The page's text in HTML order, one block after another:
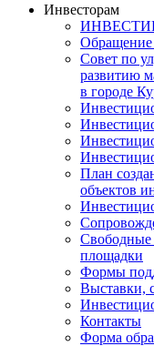
Инвесторам
Обращение
Совет по
развитию
в городе
План
объектов
Свободные
площадки
Формы
Выставки,
Контакты
Форма